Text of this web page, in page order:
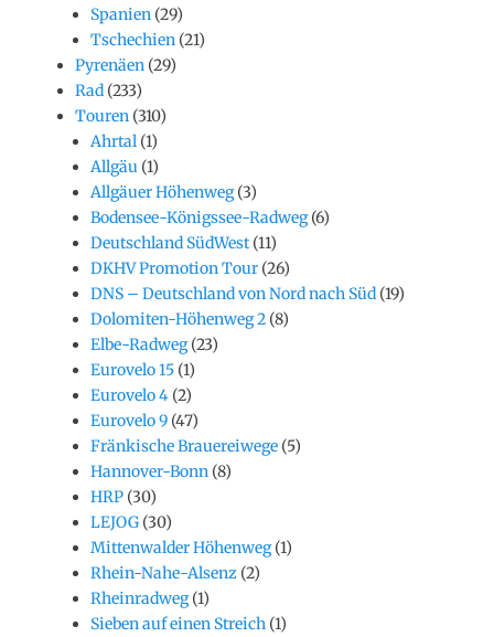
Spanien (29)
Tschechien (21)
Pyrenäen (29)
Rad (233)
Touren (310)
Ahrtal (1)
Allgäu (1)
Allgäuer Höhenweg(3)
Bodensee-Königssee-Radweg(6)
Deutschland SüdWest(11)
DKHV Promotion Tour (26)
DNS – Deutschland von Nord nach Süd (19)
Dolomiten-Höhenweg 2 (8)
Elbe-Radweg(23)
Eurovelo 15 (1)
Eurovelo 4 (2)
Eurovelo 9 (47)
Fränkische Brauereiwege (5)
Hannover-Bonn (8)
HRP (30)
LEJOG (30)
Mittenwalder Höhenweg(1)
Rhein-Nahe-Alsenz (2)
Rheinradweg(1)
Sieben auf einen Streich (1)